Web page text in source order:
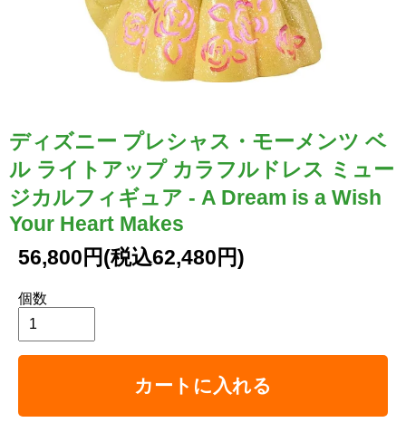
ディズニー プレシャス・モーメンツ ベ
ル ライトアップ カラフルドレス ミュー
ジカルフィギュア - A Dream is a Wish
Your Heart Makes
56,800円(税込62,480円)
個数
カートに入れる